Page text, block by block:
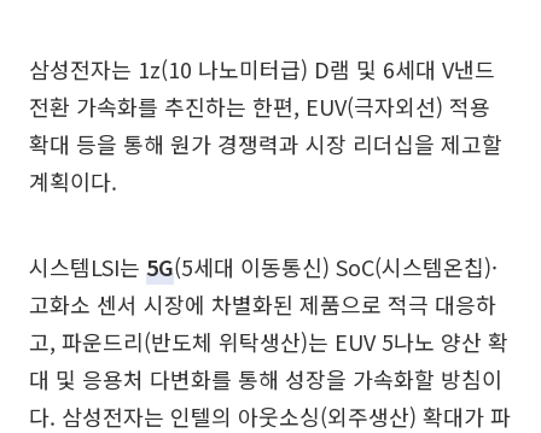
삼성전자는 1z(10 나노미터급) D램 및 6세대 V낸드
전환 가속화를 추진하는 한편, EUV(극자외선) 적용
확대 등을 통해 원가 경쟁력과 시장 리더십을 제고할
계획이다.
시스템LSI는 5G(5세대 이동통신) SoC(시스템온칩)·
고화소 센서 시장에 차별화된 제품으로 적극 대응하
고, 파운드리(반도체 위탁생산)는 EUV 5나노 양산 확
대 및 응용처 다변화를 통해 성장을 가속화할 방침이
다. 삼성전자는 인텔의 아웃소싱(외주생산) 확대가 파